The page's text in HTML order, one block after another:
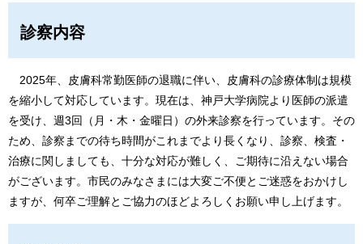
診察内容
2025年、皮膚科常勤医師の退職に伴い、皮膚科の診療体制は規模
を縮小して対応しています。現在は、神戸大学病院より医師の派遣
を受け、週3回（月・木・金曜日）の外来診察を行っています。その
ため、診察までの待ち時間がこれまでより長くなり、診察、検査・
治療に関しましても、十分な対応が難しく、ご期待に沿えない場合
がございます。市民のみなさまには大変ご不便とご迷惑をおかけし
ますが、何卒ご理解とご協力のほどよろしくお願い申し上げます。